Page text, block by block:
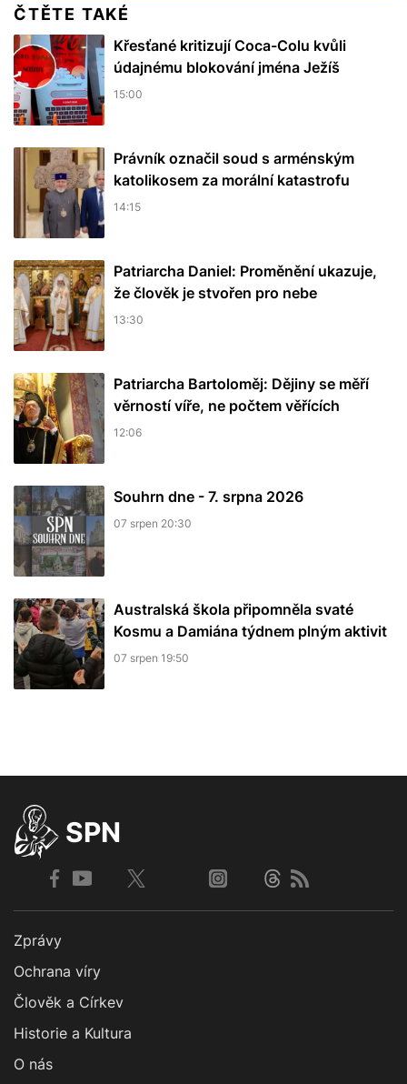
ČTĚTE TAKÉ
Křesťané kritizují Coca-Colu kvůli
údajnému blokování jména Ježíš
15:00
Právník označil soud s arménským
katolikosem za morální katastrofu
14:15
Patriarcha Daniel: Proměnění ukazuje,
že člověk je stvořen pro nebe
13:30
Patriarcha Bartoloměj: Dějiny se měří
věrností víře, ne počtem věřících
12:06
Souhrn dne - 7. srpna 2026
07 srpen 20:30
Australská škola připomněla svaté
Kosmu a Damiána týdnem plným aktivit
07 srpen 19:50
SPN
Zprávy
Ochrana víry
Člověk a Církev
Historie a Kultura
O nás